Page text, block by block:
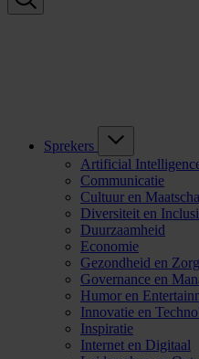
Sprekers
Artificial
Communicatie
Cultuur en
Diversiteit en
Duurzaamheid
Economie
Gezondheid en Zorg
Governance en
Humor en
Innovatie en
Inspiratie
Internet en Digitaal